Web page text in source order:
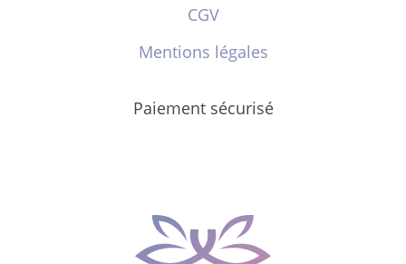
CGV
Mentions légales
Paiement sécurisé